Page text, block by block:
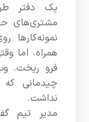
یک دفتر
مشتری‌های
نمونه‌کارها
همراه. اما
فرو ریخت.
چیدمانی
نداشت.
مدیر تیم